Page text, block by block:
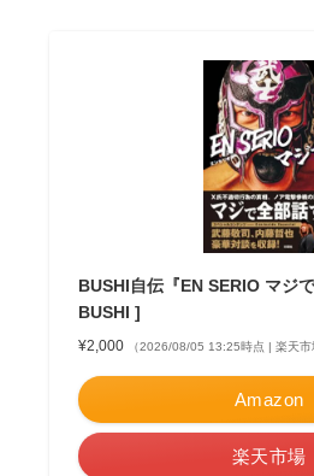
BUSHI自伝『EN SERIO マジ
BUSHI ]
¥2,000 （2026/08/05 13:25時点 | 楽天市
Amazon
楽天市場